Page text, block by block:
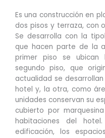
Es una construcción en
dos pisos y terraza, con
Se desarrolla con la
que hacen parte de la
primer piso se ubican
segundo piso, que
actualidad se
hotel y, la otra, como
unidades conservan su
cubierto por
habitaciones del
edificación, los